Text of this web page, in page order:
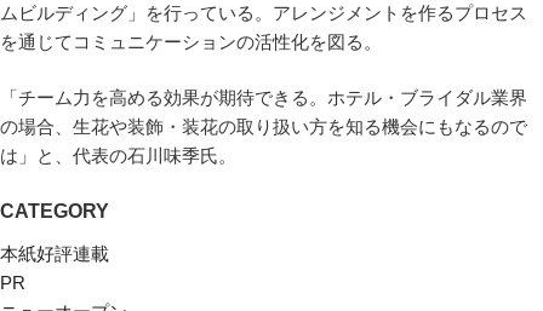
ムビルディング」を行っている。アレンジメントを作るプロセス
を通じてコミュニケーションの活性化を図る。
「チーム力を高める効果が期待できる。ホテル・ブライダル業界
の場合、生花や装飾・装花の取り扱い方を知る機会にもなるので
は」と、代表の石川味季氏。
CATEGORY
本紙好評連載
PR